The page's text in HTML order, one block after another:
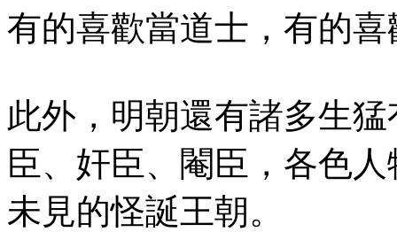
有的喜歡當道士，有的
此外，明朝還有諸多生
臣、奸臣、閹臣，各色
未見的怪誕王朝。